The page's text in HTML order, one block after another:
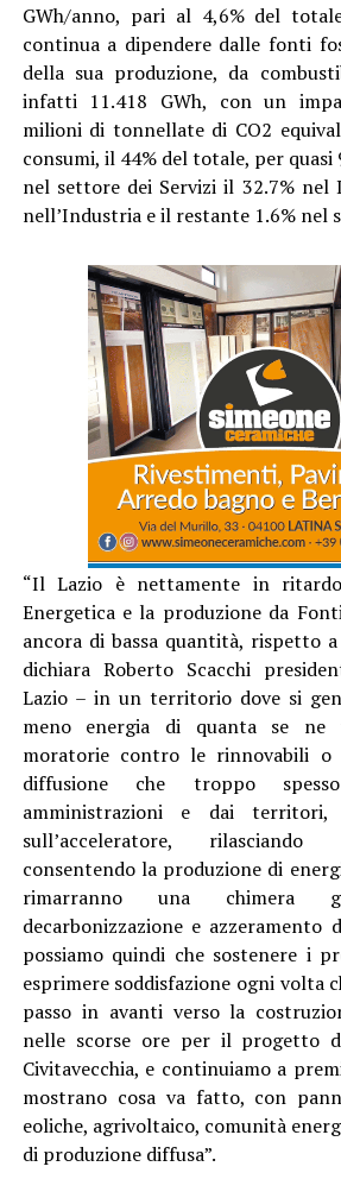
GWh/anno, pari al 4,6% del
continua a dipendere dalle fonti
della sua produzione, da
infatti 11.418 GWh, con un
milioni di tonnellate di CO2
consumi, il 44% del totale, per quasi
nel settore dei Servizi il 32.7% nel
nell’Industria e il restante 1.6% nel
“Il Lazio è nettamente in
Energetica e la produzione da
ancora di bassa quantità, rispetto
dichiara Roberto Scacchi
Lazio – in un territorio dove si
meno energia di quanta se ne
moratorie contro le rinnovabili
diffusione che troppo
amministrazioni e dai territori,
sull’acceleratore,
consentendo la produzione di
rimarranno una
decarbonizzazione e azzeramento
possiamo quindi che sostenere i
esprimere soddisfazione ogni volta
passo in avanti verso la
nelle scorse ore per il progetto
Civitavecchia, e continuiamo a
mostrano cosa va fatto, con
eoliche, agrivoltaico, comunità
di produzione diffusa”.